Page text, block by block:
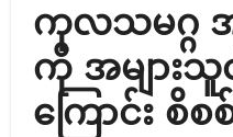
ကုလသမဂ္ဂ
ကို အများသူ
ကြောင်း စိ